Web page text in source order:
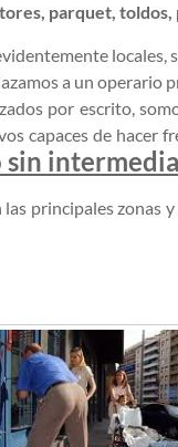
parquet, toldos,
locales,
a un operario
por escrito,
capaces de hacer
principales zonas